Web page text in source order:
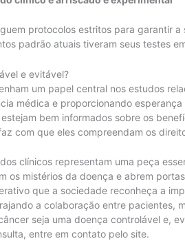
protocolos estritos para garantir
padrão atuais tiveram seus testes
e evitável?
um papel central nos estudos
médica e proporcionando
bem informados sobre os
com que eles compreendam os
clínicos representam uma peça
os mistérios da doença e abrem
que a sociedade reconheça a
a colaboração entre pacientes,
seja uma doença controlável e,
entre em contato pelo site.